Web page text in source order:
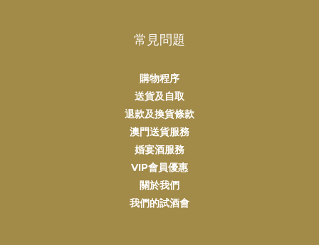
常見問題
購物程序
送貨及自取
退款及換貨條款
澳門送貨服務
婚宴酒服務
VIP會員優惠
關於我們
我們的試酒會